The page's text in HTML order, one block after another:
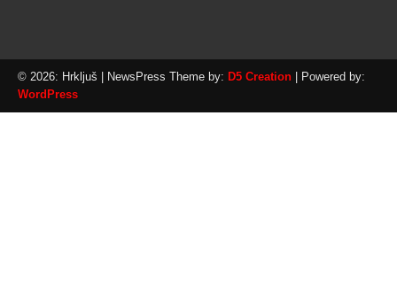
© 2026: Hrkljuš | NewsPress Theme by: D5 Creation | Powered by:
WordPress